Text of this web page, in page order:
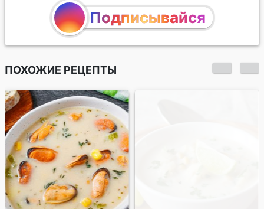
Подписывайся
ПОХОЖИЕ РЕЦЕПТЫ